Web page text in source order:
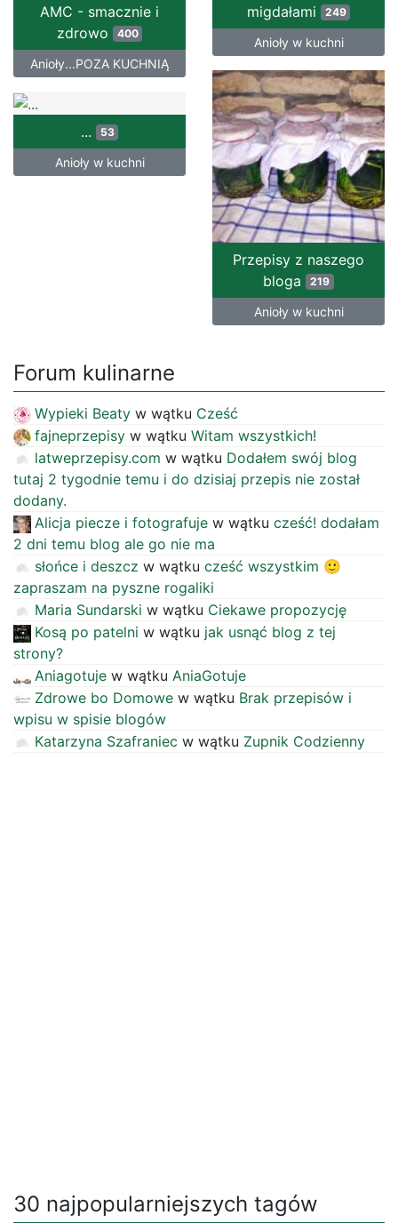
AMC - smacznie i
zdrowo
400
Anioły...POZA KUCHNIĄ
migdałami
249
Anioły w kuchni
Przepisy z naszego
bloga 219
Anioły w kuchni
... 53
Anioły w kuchni
Forum kulinarne
Wypieki Beaty w wątku Cześć
fajneprzepisy w wątku Witam wszystkich!
latweprzepisy.com w wątku Dodałem swój blog
tutaj 2 tygodnie temu i do dzisiaj przepis nie został
dodany.
Alicja piecze i fotografuje w wątku cześć! dodałam
2 dni temu blog ale go nie ma
słońce i deszcz w wątku cześć wszystkim 🙂
zapraszam na pyszne rogaliki
Maria Sundarski w wątku Ciekawe propozycję
Kosą po patelni w wątku jak usnąć blog z tej
strony?
Aniagotuje w wątku AniaGotuje
Zdrowe bo Domowe w wątku Brak przepisów i
wpisu w spisie blogów
Katarzyna Szafraniec w wątku Zupnik Codzienny
30 najpopularniejszych tagów